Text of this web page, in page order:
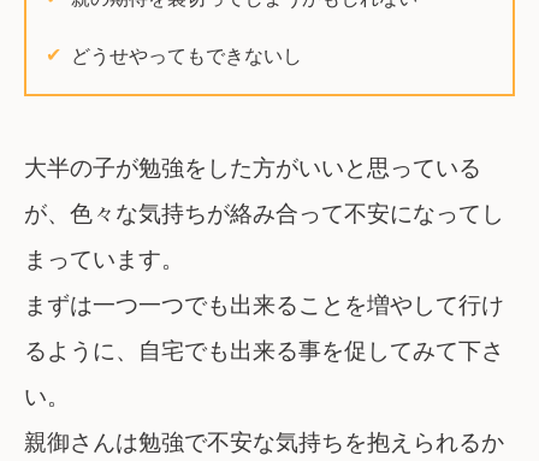
どうせやってもできないし
大半の子が勉強をした方がいいと思っている
が、色々な気持ちが絡み合って不安になってし
まっています。
まずは一つ一つでも出来ることを増やして行け
るように、自宅でも出来る事を促してみて下さ
い。
親御さんは勉強で不安な気持ちを抱えられるか